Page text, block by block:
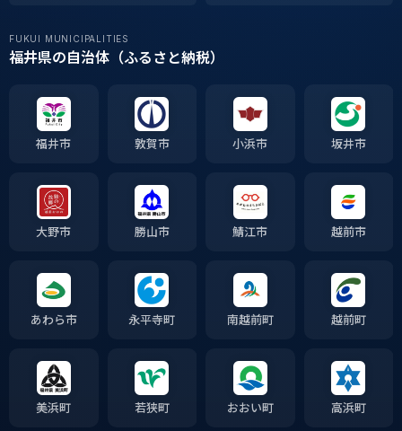
FUKUI MUNICIPALITIES
福井県の自治体（ふるさと納税）
福井市 敦賀市 小浜市 坂井市
大野市 勝山市 鯖江市 越前市
あわら市 永平寺町 南越前町 越前町
美浜町 若狭町 おおい町 高浜町